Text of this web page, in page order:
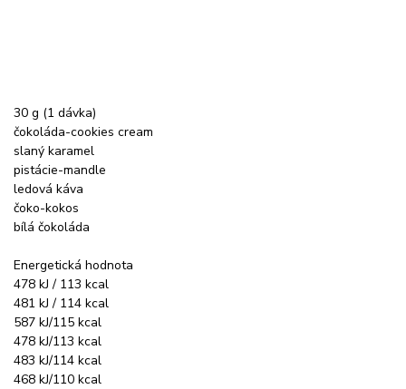
30 g (1 dávka)
čokoláda-cookies cream
slaný karamel
pistácie-mandle
ledová káva
čoko-kokos
bílá čokoláda
Energetická hodnota
478 kJ / 113 kcal
481 kJ / 114 kcal
587 kJ/115 kcal
478 kJ/113 kcal
483 kJ/114 kcal
468 kJ/110 kcal